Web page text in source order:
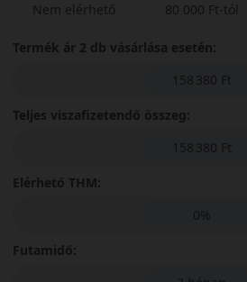
Nem elérhető
80 000 Ft-tól
Termék ár 2 db vásárlása esetén:
158 380 Ft
Teljes viszafizetendő összeg:
158 380 Ft
Elérhető THM:
0%
Futamidő: